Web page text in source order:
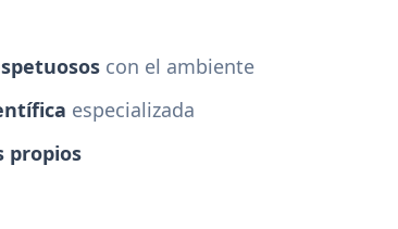
con el ambiente
especializada
propios